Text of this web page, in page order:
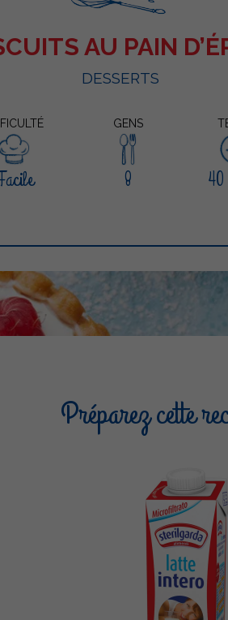
AU PAIN
DESSERTS
GENS
8
Préparez cette